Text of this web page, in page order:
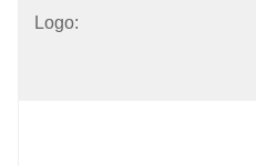
Logo: